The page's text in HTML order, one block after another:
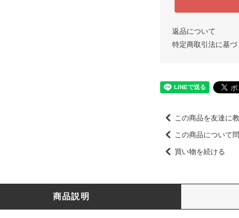
返品について
特定商取引法に基づ
この商品を友達に
この商品について
買い物を続ける
商品説明